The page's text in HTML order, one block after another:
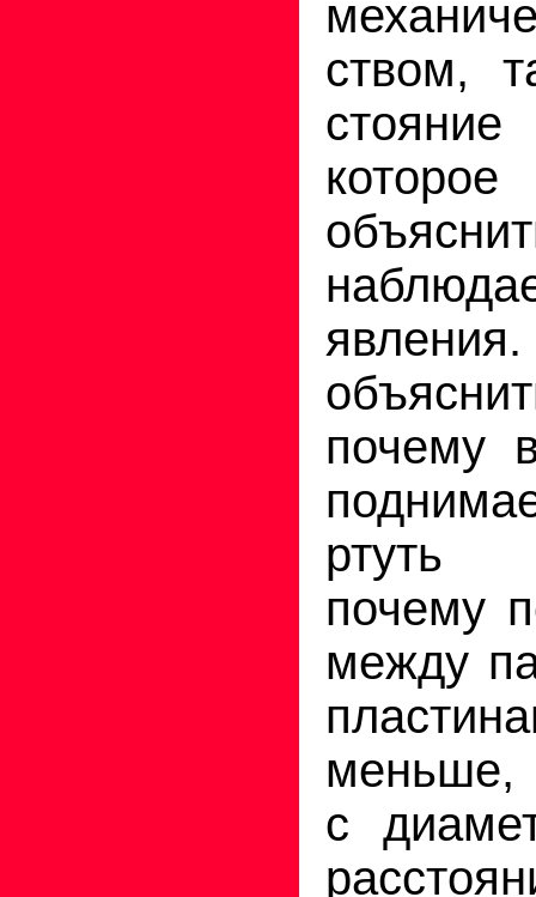
ством,
почему
ртуть
почему
между
меньше,
с